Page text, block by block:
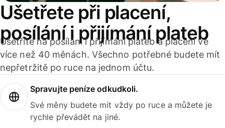
Ušetřete při placení,
posílání i přijímání plateb
Ušetříte na posílání i přijímání plateb a placení ve
více než 40 měnách. Všechno potřebné budete mít
nepřetržitě po ruce na jednom účtu.
Spravujte peníze odkudkoli.
Své měny budete mít vždy po ruce a můžete je
rychle převádět na jiné.